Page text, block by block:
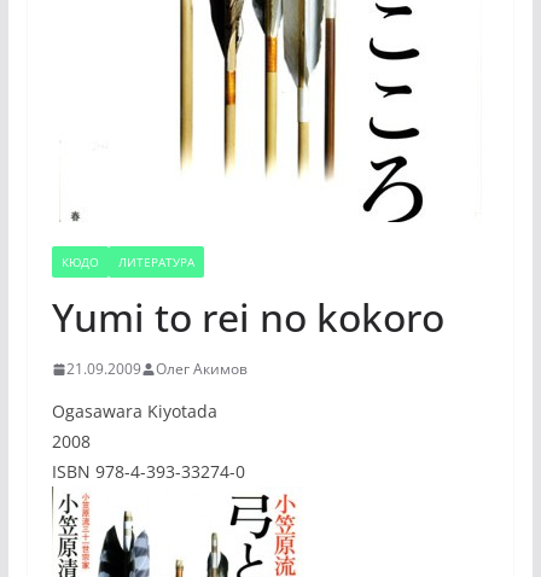
КЮДО ЛИТЕРАТУРА
Yumi to rei no kokoro
21.09.2009 Олег Акимов
Ogasawara Kiyotada
2008
ISBN 978-4-393-33274-0